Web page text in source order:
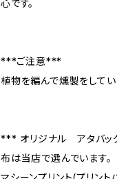
心です。
***ご注意***
植物を編んで燻製をしてい
*** オリジナル アタバ
布は当店で選んでいます。